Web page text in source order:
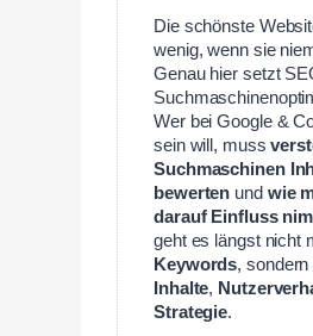
Die schönste
wenig, wenn sie
Genau hier setzt
Wer bei Google &
sein will, muss
Suchmaschinen
bewerten und wie
darauf Einfluss
geht es längst nicht
Keywords, sondern
Inhalte,
Strategie.